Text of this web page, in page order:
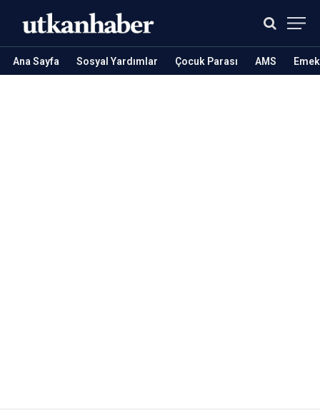
Ana Sayfa Sosyal Yardımlar Çocuk Parası AMS